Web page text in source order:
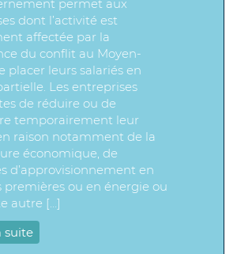
permet aux
dont l’activité est
affectée par la
du conflit au Moyen-
placer leurs salariés en
Les entreprises
de réduire ou de
temporairement leur
raison notamment de la
économique, de
d’approvisionnement en
premières ou en énergie ou
autre […]
suite